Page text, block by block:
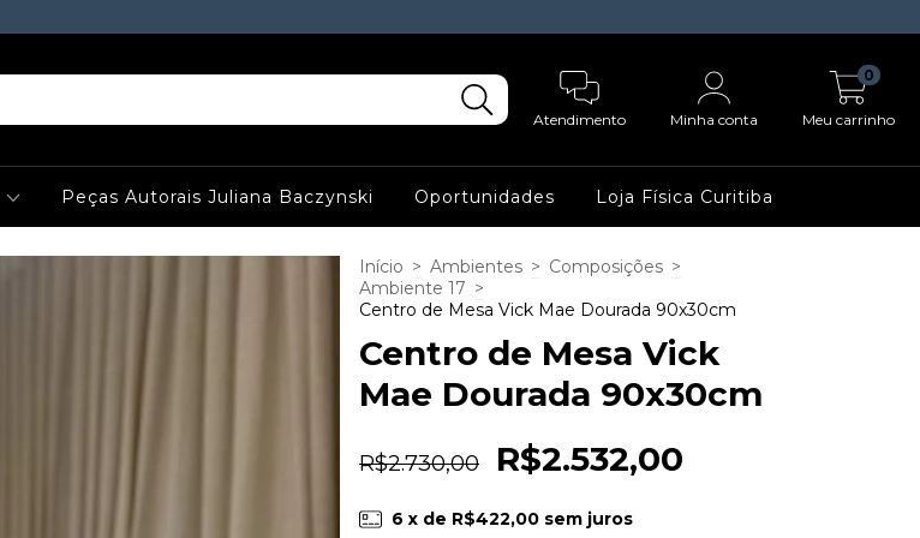
Atendimento Minha conta Meu carrinho
0
Peças Autorais Juliana Baczynski Oportunidades Loja Física Curitiba
Início > Ambientes > Composições >
Ambiente 17 >
Centro de Mesa Vick Mae Dourada 90x30cm
Centro de Mesa Vick
Mae Dourada 90x30cm
R$2.730,00 R$2.532,00
6 x de R$422,00 sem juros